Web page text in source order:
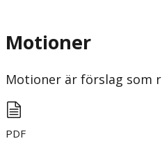
Motioner
Motioner är förslag som
PDF